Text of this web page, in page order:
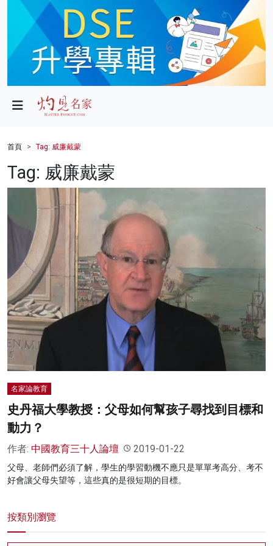
政局
財經
健康
商業
科技
影片
名家榜
灼見活動
關於我們
首頁 Tag: 威廉戴蒙
Tag: 威廉戴蒙
名家論教育
史丹福大學教授：父母如何幫孩子尋找到目標和
動力？
作者: 中國教育三十人論壇 2019-01-22
父母、老師們必須了解，學生的學習動機不應只是單單考高分、考不
好會讓父母失望等，這些真的是很短期的目標。
按類別瀏覽